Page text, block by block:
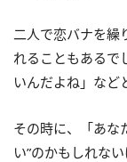
二人で恋バナを繰
れることもあるで
いんだよね」など
その時に、「あな
い”のかもしれな